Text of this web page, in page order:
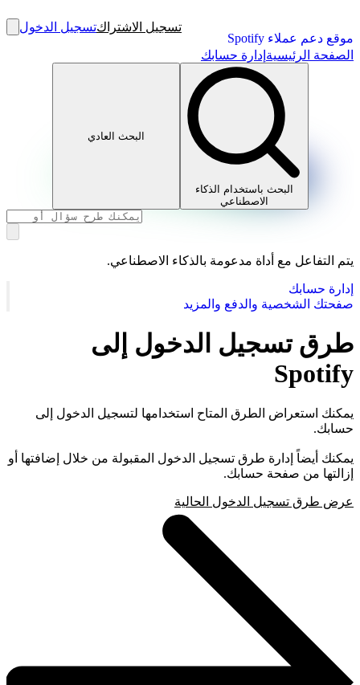
موقع دعم عملاء Spotify
تسجيل الاشتراكتسجيل الدخول
الصفحة الرئيسية إدارة حسابك
البحث باستخدام الذكاء
الاصطناعي
البحث العادي
يتم التفاعل مع أداة مدعومة بالذكاء الاصطناعي.
إدارة حسابك
صفحتك الشخصية والدفع والمزيد
طرق تسجيل الدخول إلى
Spotify
يمكنك استعراض الطرق المتاح استخدامها لتسجيل الدخول إلى
حسابك.
يمكنك أيضاً إدارة طرق تسجيل الدخول المقبولة من خلال إضافتها أو
إزالتها من صفحة حسابك.
عرض طرق تسجيل الدخول الحالية